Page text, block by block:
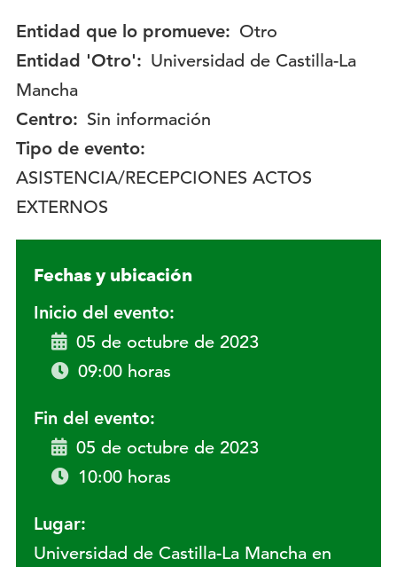
Entidad que lo promueve: Otro
Entidad 'Otro': Universidad de Castilla-La
Mancha
Centro: Sin información
Tipo de evento:
ASISTENCIA/RECEPCIONES ACTOS
EXTERNOS
Fechas y ubicación
Inicio del evento:
05 de octubre de 2023
09:00 horas
Fin del evento:
05 de octubre de 2023
10:00 horas
Lugar:
Universidad de Castilla-La Mancha en